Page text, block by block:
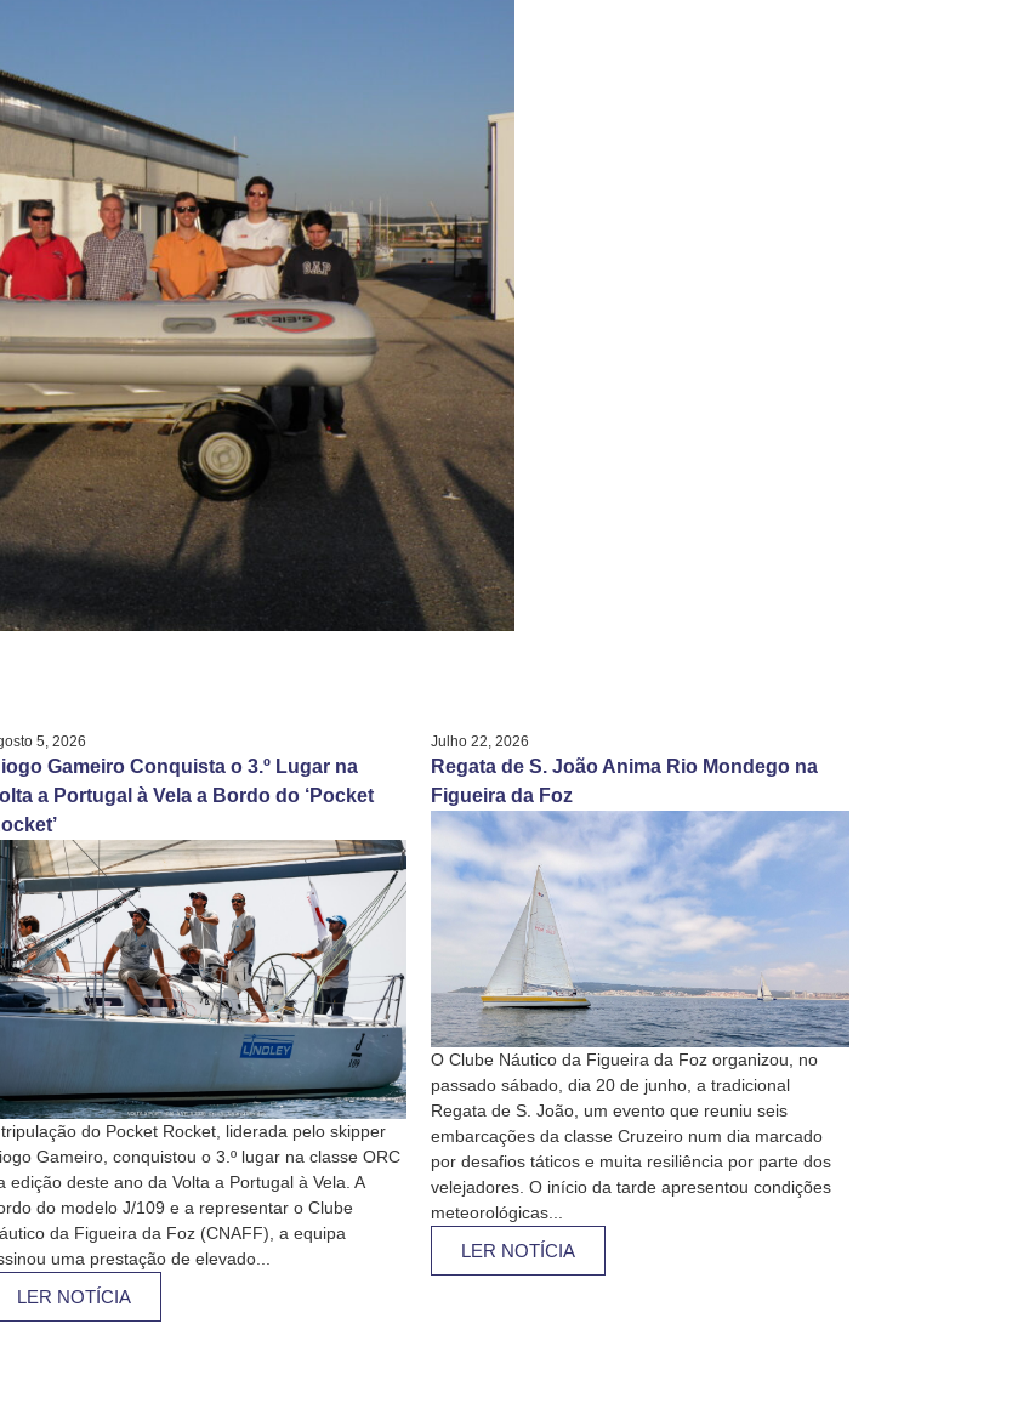
5, 2026
Gameiro Conquista o 3.º Lugar na
a Portugal à Vela a Bordo do ‘Pocket
tripulação do Pocket Rocket, liderada pelo skipper
Gameiro, conquistou o 3.º lugar na classe ORC
edição deste ano da Volta a Portugal à Vela. A
do modelo J/109 e a representar o Clube
da Figueira da Foz (CNAFF), a equipa
uma prestação de elevado...
LER NOTÍCIA
Julho 22, 2026
Regata de S. João Anima Rio Mondego na
Figueira da Foz
O Clube Náutico da Figueira da Foz organizou, no
passado sábado, dia 20 de junho, a tradicional
Regata de S. João, um evento que reuniu seis
embarcações da classe Cruzeiro num dia marcado
por desafios táticos e muita resiliência por parte dos
velejadores. O início da tarde apresentou condições
meteorológicas...
LER NOTÍCIA